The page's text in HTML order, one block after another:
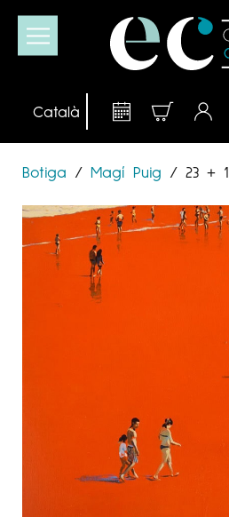
Botiga / Magí Puig / 23 + 1